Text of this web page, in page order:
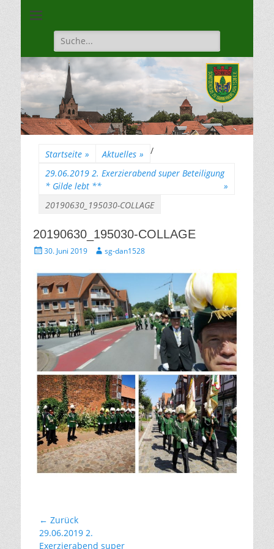
1528
Suche
für:
Startseite » Aktuelles »
/
29.06.2019 2. Exerzierabend super Beteiligung
* Gilde lebt **
»
20190630_195030-COLLAGE
20190630_195030-COLLAGE
Gepostet
30. Juni 2019 Autorsg-dan1528
Beitragsnavigation
← Zurück
Vorhergehender
Beitrag:
29.06.2019 2.
Exerzierabend super